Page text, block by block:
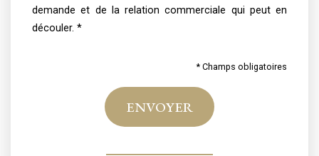
demande et de la relation commerciale qui peut en
découler. *
* Champs obligatoires
ENVOYER